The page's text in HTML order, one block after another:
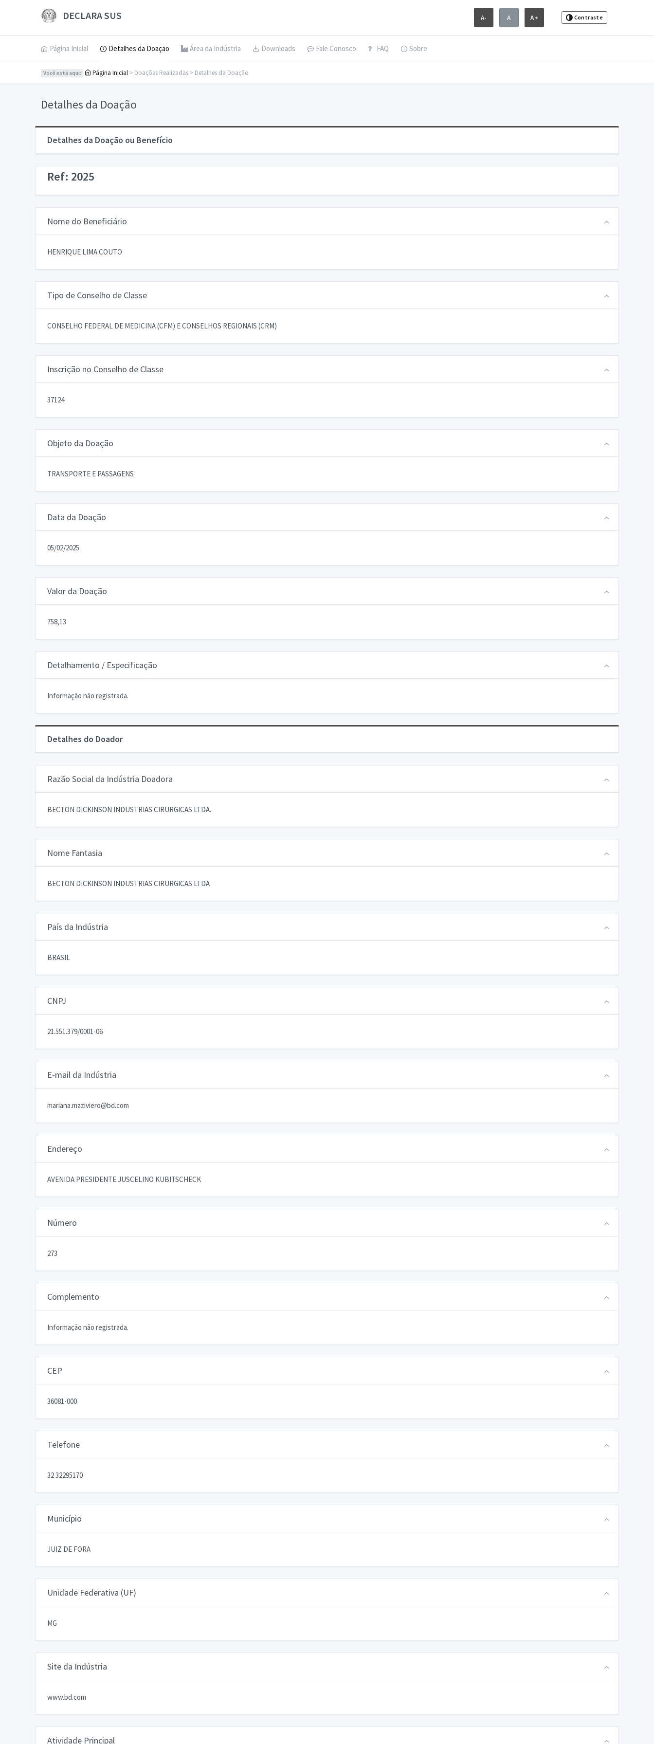
DECLARA SUS A- A A+ Contraste
Página Inicial Detalhes da Doação Área da Indústria Downloads Fale Conosco FAQ Sobre
Você está aqui: Página Inicial > Doações Realizadas > Detalhes da Doação
Detalhes da Doação
Detalhes da Doação ou Benefício
Ref: 2025
Nome do Beneficiário
HENRIQUE LIMA COUTO
Tipo de Conselho de Classe
CONSELHO FEDERAL DE MEDICINA (CFM) E CONSELHOS REGIONAIS (CRM)
Inscrição no Conselho de Classe
37124
Objeto da Doação
TRANSPORTE E PASSAGENS
Data da Doação
05/02/2025
Valor da Doação
758,13
Detalhamento / Especificação
Informação não registrada.
Detalhes do Doador
Razão Social da Indústria Doadora
BECTON DICKINSON INDUSTRIAS CIRURGICAS LTDA.
Nome Fantasia
BECTON DICKINSON INDUSTRIAS CIRURGICAS LTDA
País da Indústria
BRASIL
CNPJ
21.551.379/0001-06
E-mail da Indústria
mariana.maziviero@bd.com
Endereço
AVENIDA PRESIDENTE JUSCELINO KUBITSCHECK
Número
273
Complemento
Informação não registrada.
CEP
36081-000
Telefone
32 32295170
Município
JUIZ DE FORA
Unidade Federativa (UF)
MG
Site da Indústria
www.bd.com
Atividade Principal